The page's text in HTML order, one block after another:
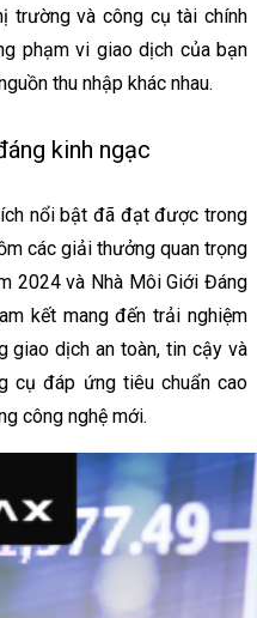
trường và công cụ tài chính
phạm vi giao dịch của bạn
thu nhập khác nhau.
kinh ngạc
nổi bật đã đạt được trong
các giải thưởng quan trọng
2024 và Nhà Môi Giới Đáng
kết mang đến trải nghiệm
giao dịch an toàn, tin cậy và
cụ đáp ứng tiêu chuẩn cao
công nghệ mới.